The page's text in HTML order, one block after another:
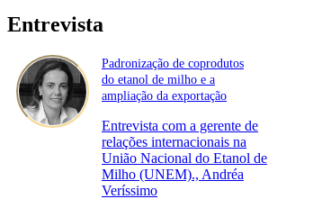
Entrevista
Padronização de coprodutos
do etanol de milho e a
ampliação da exportação
Entrevista com a gerente de
relações internacionais na
União Nacional do Etanol de
Milho (UNEM)., Andréa
Veríssimo